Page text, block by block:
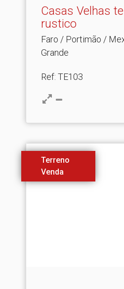
Casas Velhas
rustico
Faro / Portimão /
Grande
Ref: TE103
Terreno
Venda